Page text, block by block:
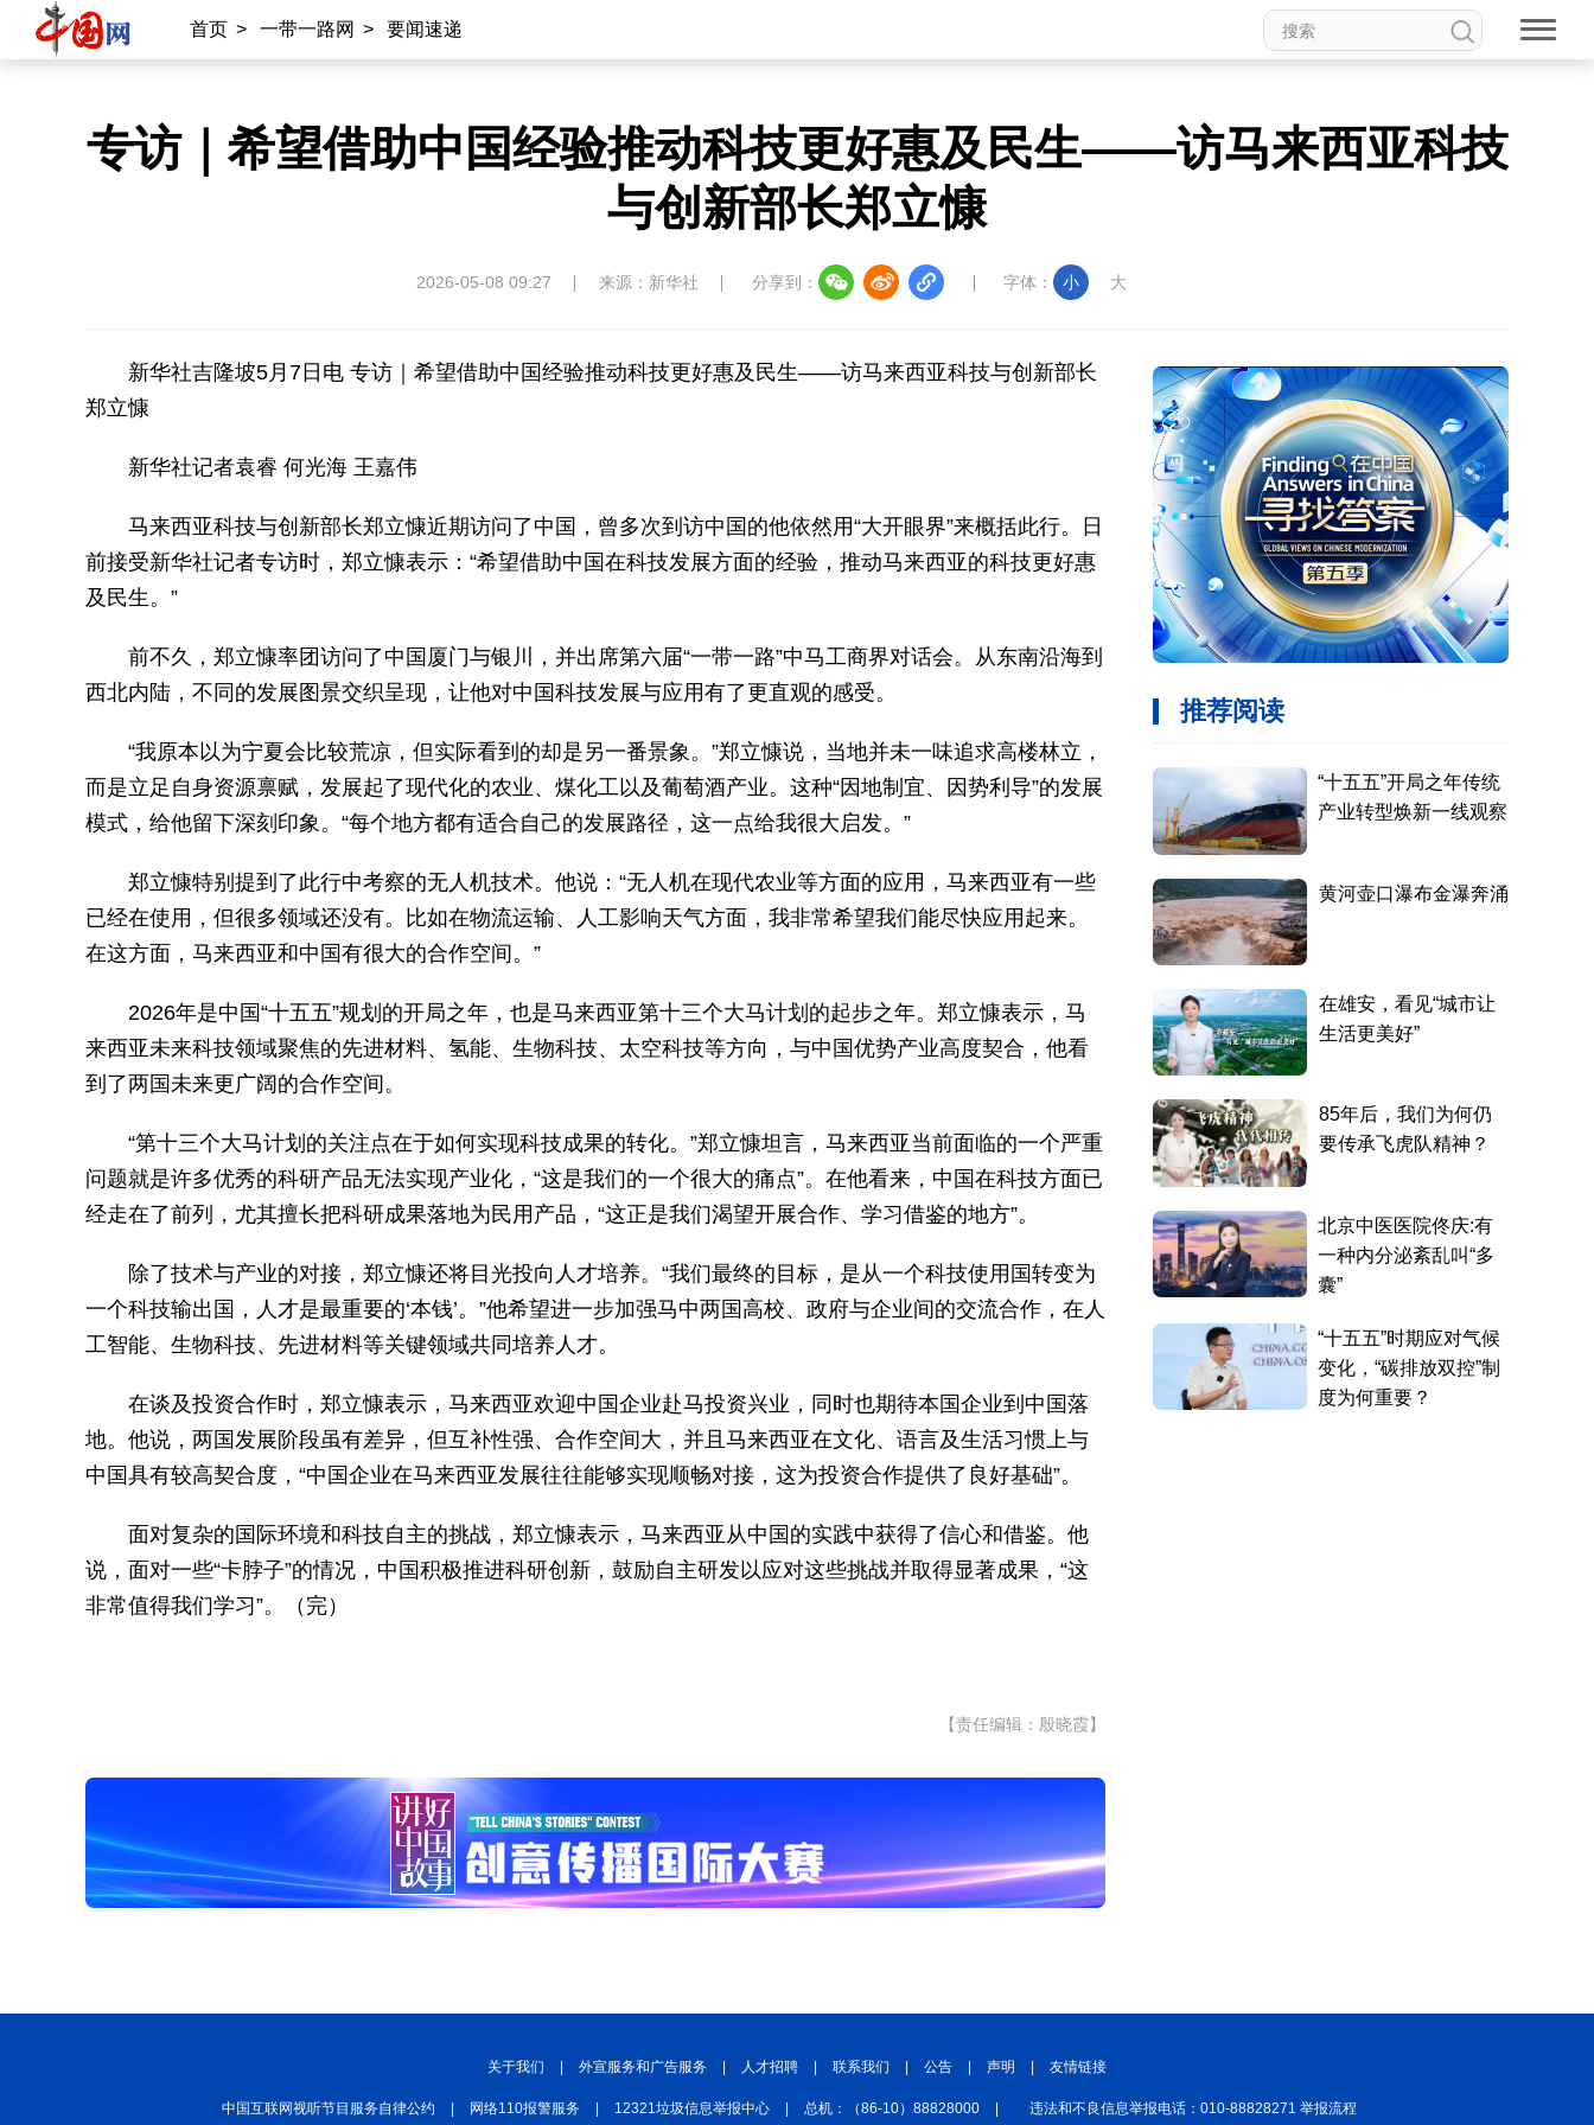
首页 > 一带一路网 > 要闻速递
专访｜希望借助中国经验推动科技更好惠及民生——访马来西亚科技
与创新部长郑立慷
2026-05-08 09:27 来源：新华社 分享到： 字体： 小 大
新华社吉隆坡5月7日电 专访｜希望借助中国经验推动科技更好惠及民生——访马来西亚科技与创新部长
郑立慷
新华社记者袁睿 何光海 王嘉伟
马来西亚科技与创新部长郑立慷近期访问了中国，曾多次到访中国的他依然用“大开眼界”来概括此行。日
前接受新华社记者专访时，郑立慷表示：“希望借助中国在科技发展方面的经验，推动马来西亚的科技更好惠
及民生。”
前不久，郑立慷率团访问了中国厦门与银川，并出席第六届“一带一路”中马工商界对话会。从东南沿海到
西北内陆，不同的发展图景交织呈现，让他对中国科技发展与应用有了更直观的感受。
“我原本以为宁夏会比较荒凉，但实际看到的却是另一番景象。”郑立慷说，当地并未一味追求高楼林立，
而是立足自身资源禀赋，发展起了现代化的农业、煤化工以及葡萄酒产业。这种“因地制宜、因势利导”的发展
模式，给他留下深刻印象。“每个地方都有适合自己的发展路径，这一点给我很大启发。”
郑立慷特别提到了此行中考察的无人机技术。他说：“无人机在现代农业等方面的应用，马来西亚有一些
已经在使用，但很多领域还没有。比如在物流运输、人工影响天气方面，我非常希望我们能尽快应用起来。
在这方面，马来西亚和中国有很大的合作空间。”
2026年是中国“十五五”规划的开局之年，也是马来西亚第十三个大马计划的起步之年。郑立慷表示，马
来西亚未来科技领域聚焦的先进材料、氢能、生物科技、太空科技等方向，与中国优势产业高度契合，他看
到了两国未来更广阔的合作空间。
“第十三个大马计划的关注点在于如何实现科技成果的转化。”郑立慷坦言，马来西亚当前面临的一个严重
问题就是许多优秀的科研产品无法实现产业化，“这是我们的一个很大的痛点”。在他看来，中国在科技方面已
经走在了前列，尤其擅长把科研成果落地为民用产品，“这正是我们渴望开展合作、学习借鉴的地方”。
除了技术与产业的对接，郑立慷还将目光投向人才培养。“我们最终的目标，是从一个科技使用国转变为
一个科技输出国，人才是最重要的‘本钱’。”他希望进一步加强马中两国高校、政府与企业间的交流合作，在人
工智能、生物科技、先进材料等关键领域共同培养人才。
在谈及投资合作时，郑立慷表示，马来西亚欢迎中国企业赴马投资兴业，同时也期待本国企业到中国落
地。他说，两国发展阶段虽有差异，但互补性强、合作空间大，并且马来西亚在文化、语言及生活习惯上与
中国具有较高契合度，“中国企业在马来西亚发展往往能够实现顺畅对接，这为投资合作提供了良好基础”。
面对复杂的国际环境和科技自主的挑战，郑立慷表示，马来西亚从中国的实践中获得了信心和借鉴。他
说，面对一些“卡脖子”的情况，中国积极推进科研创新，鼓励自主研发以应对这些挑战并取得显著成果，“这
非常值得我们学习”。（完）
【责任编辑：殷晓霞】
关于我们 外宣服务和广告服务 人才招聘 联系我们 公告 声明 友情链接
中国互联网视听节目服务自律公约 网络110报警服务 12321垃圾信息举报中心 总机：（86-10）88828000 违法和不良信息举报电话：010-88828271 举报流程